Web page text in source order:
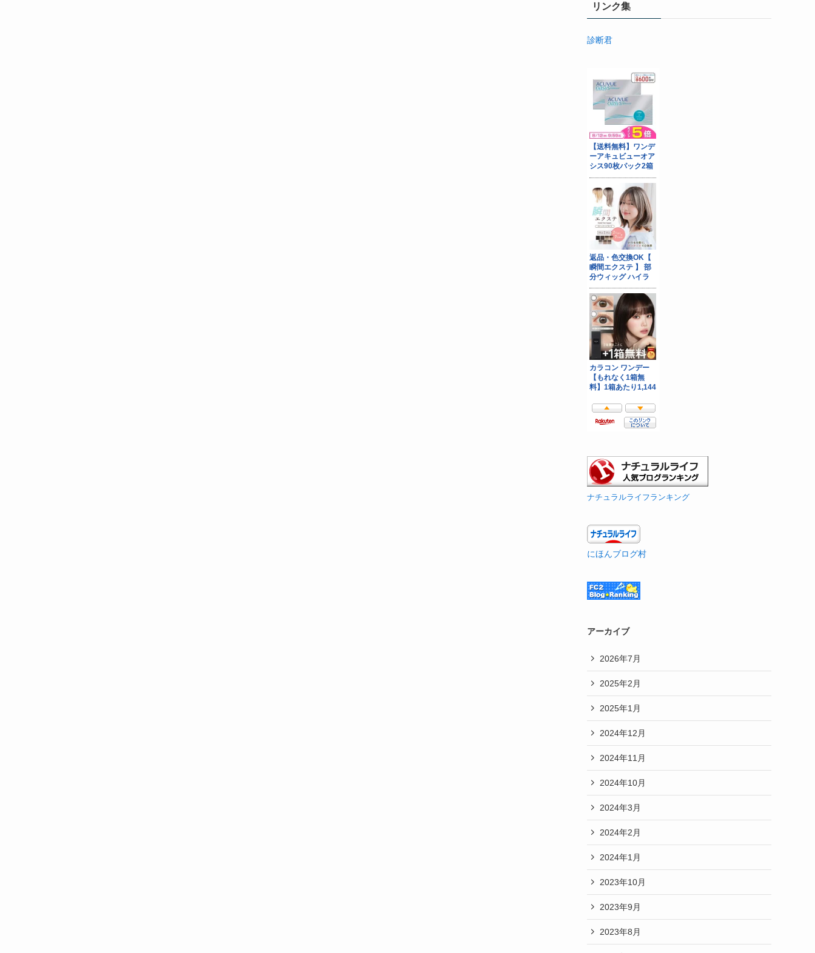
リンク集
診断君
ナチュラルライフランキング
にほんブログ村
アーカイブ
2026年7月
2025年2月
2025年1月
2024年12月
2024年11月
2024年10月
2024年3月
2024年2月
2024年1月
2023年10月
2023年9月
2023年8月